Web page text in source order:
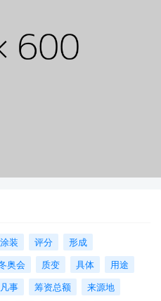
涂装 评分
形成
奥会 质变 具体
用途
凡事 筹资总额
来源地